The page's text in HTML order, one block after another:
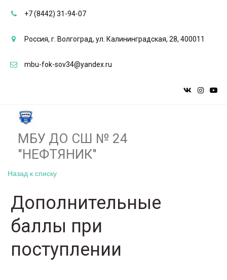
+7 (8442) 31-94-07
Россия, г. Волгоград, ул. Калининградская, 28, 400011
mbu-fok-sov34@yandex.ru
МБУ ДО СШ № 24
"НЕФТЯНИК"­­
Назад к списку
Дополнительные
баллы при
поступлении